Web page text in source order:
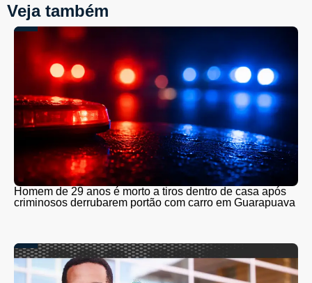
Veja também
Homem de 29 anos é morto a tiros dentro de casa após
criminosos derrubarem portão com carro em Guarapuava